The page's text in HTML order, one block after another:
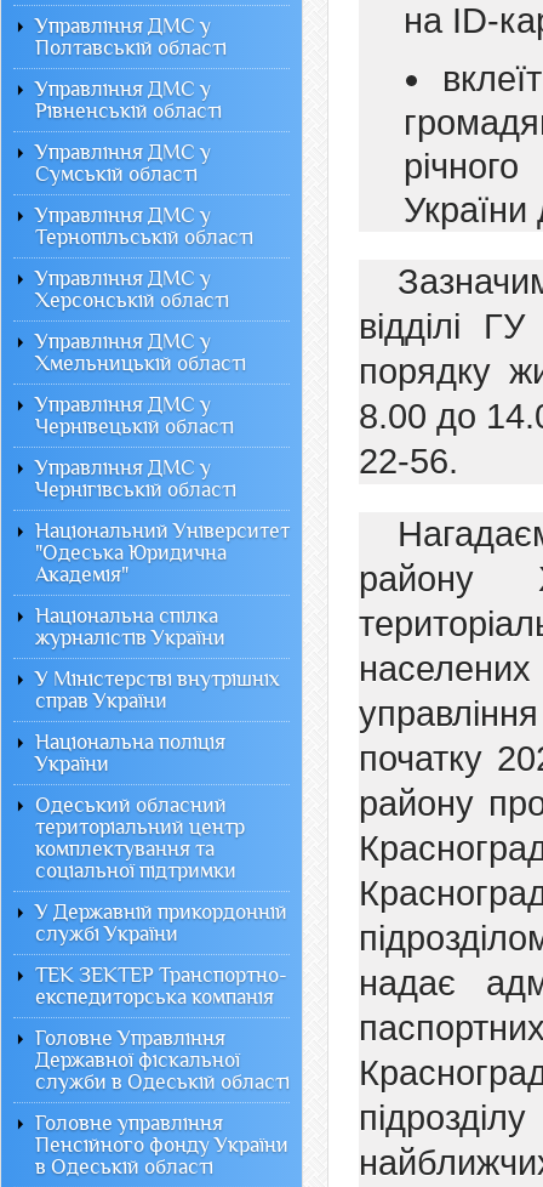
на ID-
України
відділі
порядку
8.00 до
22-56.
району
початку
району
надає
Управління ДМС у
Полтавській області
Управління ДМС у
Рівненській області
Управління ДМС у
Сумській області
Управління ДМС у
Тернопільській області
Управління ДМС у
Херсонській області
Управління ДМС у
Хмельницькій області
Управління ДМС у
Чернівецькій області
Управління ДМС у
Чернігівській області
Національний Університет
"Одеська Юридична
Академія"
Національна спілка
журналістів України
У Міністерстві внутрішніх
справ України
Національна поліція
України
Одеський обласний
територіальний центр
комплектування та
соціальної підтримки
У Державній прикордонній
службі України
ТЕК ЗЕКТЕР Транспортно-
експедиторська компанія
Головне Управління
Державної фіскальної
служби в Одеській області
Головне управління
Пенсійного фонду України
в Одеській області